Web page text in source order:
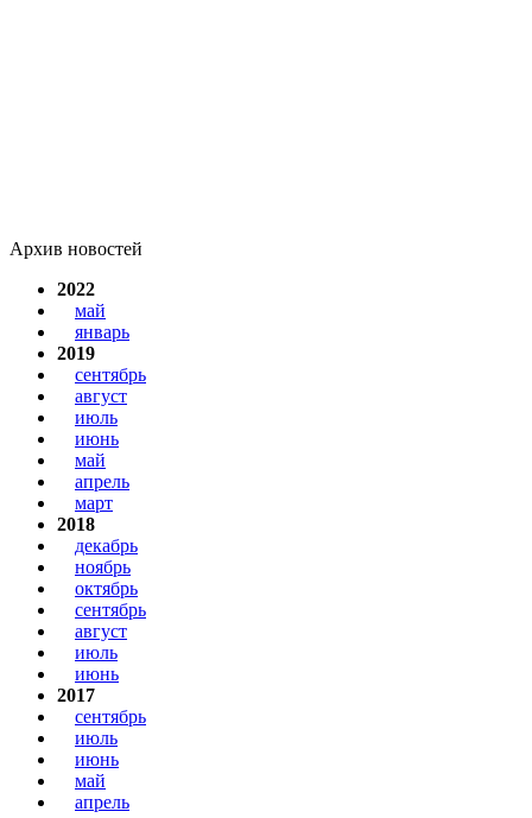
Архив новостей
2022
май
январь
2019
сентябрь
август
июль
июнь
май
апрель
март
2018
декабрь
ноябрь
октябрь
сентябрь
август
июль
июнь
2017
сентябрь
июль
июнь
май
апрель